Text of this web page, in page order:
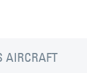
AIRCRAFT